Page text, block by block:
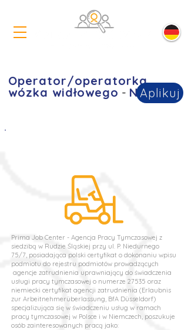
Operator/operatorka
wózka widłowego - Niemcy
Aplikuj
Prima Job Center - Agencja Pracy Tymczasowej z
siedzibą w Rudzie Śląskiej przy ul. P. Niedurnego
75/7, posiadająca polski certyfikat o dokonaniu wpisu
podmiotu do rejestru podmiotów prowadzących
agencje zatrudnienia uprawniający do świadczenia
usługi pracy tymczasowej o numerze 27535 oraz
niemiecki certyfikat agencji zatrudnienia (Erlaubnis
zur Arbeitnehmerüberlassung, BfA Düsseldorf)
specjalizująca się w świadczeniu usług w ramach
pracy tymczasowej w Polsce i w Niemczech, poszukuje
osób zainteresowanych pracą jako: